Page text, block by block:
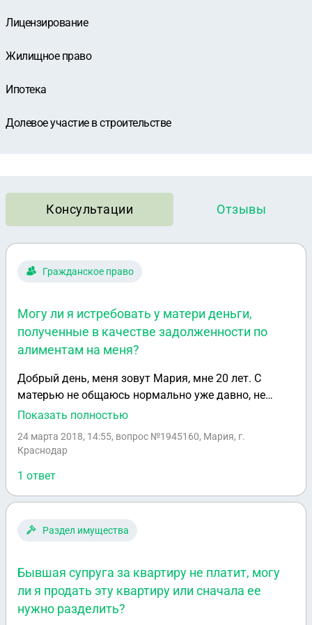
Лицензирование
Жилищное право
Ипотека
Долевое участие в строительстве
Консультации Отзывы
Гражданское право
Могу ли я истребовать у матери деньги,
полученные в качестве задолженности по
алиментам на меня?
Добрый день, меня зовут Мария, мне 20 лет. С
матерью не общаюсь нормально уже давно, не
общаюсь совсем 3 месяца, после того, как меня
жила до последнего, но ушла после появления
игнорирования этих ситуаций матерью. В доме я
прописана, мужчина этот нет, но жить она мне там
и жить на остатки зарплаты в 6 тысяч рублей.
задолженности по алиментам. Но, как я понимаю,
эти деньги (алименты) после 18 лет по закону мои?
Могу ли я обратиться в суд по взысканию моих
Показать полностью
24 марта 2018, 14:55, вопрос №1945160, Мария, г.
Краснодар
1 ответ
Раздел имущества
Бывшая супруга за квартиру не платит, могу
ли я продать эту квартиру или сначала ее
нужно разделить?